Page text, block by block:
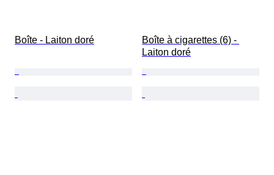
Boîte - Laiton doré
Boîte à cigarettes (6) -
Laiton doré